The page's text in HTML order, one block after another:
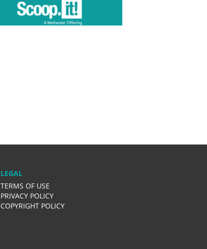
LEGAL
TERMS OF USE
PRIVACY POLICY
COPYRIGHT POLICY